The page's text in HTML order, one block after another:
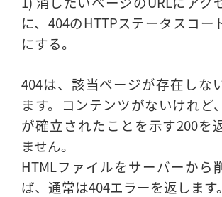
に、404のHTTPステータスコー
にする。
404は、該当ページが存在しな
ます。コンテンツがないけれど
が確立されたことを示す200を
ません。
HTMLファイルをサーバーから
ば、通常は404エラーを返します。